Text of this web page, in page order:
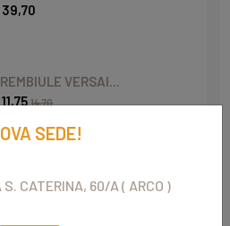
VERSAI...
14,70
22,00
SEDE!
S. CATERINA, 60/A ( ARCO )